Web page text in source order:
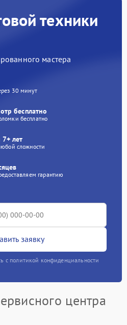
техники
мастера
30 минут
бесплатно
бесплатно
лет
сложности
гарантию
заявку
с политикой конфиденциальности
центра